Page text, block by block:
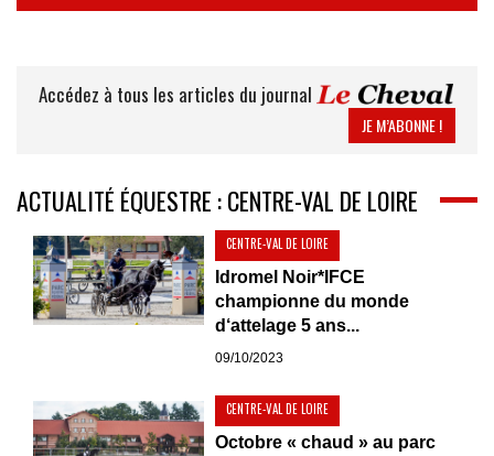
Accédez à tous les articles du journal
JE M’ABONNE !
ACTUALITÉ ÉQUESTRE : CENTRE-VAL DE LOIRE
CENTRE-VAL DE LOIRE
Idromel Noir*IFCE
championne du monde
d‘attelage 5 ans...
09/10/2023
CENTRE-VAL DE LOIRE
Octobre « chaud » au parc